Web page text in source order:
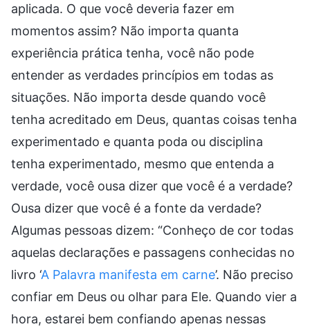
aplicada. O que você deveria fazer em
momentos assim? Não importa quanta
experiência prática tenha, você não pode
entender as verdades princípios em todas as
situações. Não importa desde quando você
tenha acreditado em Deus, quantas coisas tenha
experimentado e quanta poda ou disciplina
tenha experimentado, mesmo que entenda a
verdade, você ousa dizer que você é a verdade?
Ousa dizer que você é a fonte da verdade?
Algumas pessoas dizem: “Conheço de cor todas
aquelas declarações e passagens conhecidas no
livro ‘A Palavra manifesta em carne’. Não preciso
confiar em Deus ou olhar para Ele. Quando vier a
hora, estarei bem confiando apenas nessas